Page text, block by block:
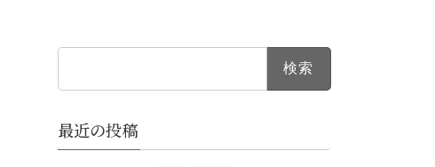
検
最近の投稿